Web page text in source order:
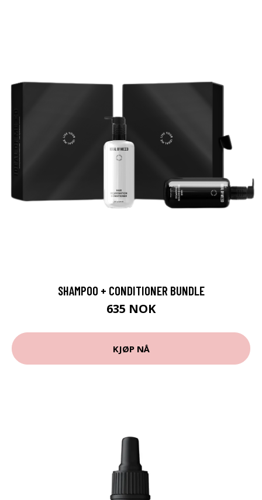
SHAMPOO + CONDITIONER BUNDLE
635 NOK
KJØP NÅ